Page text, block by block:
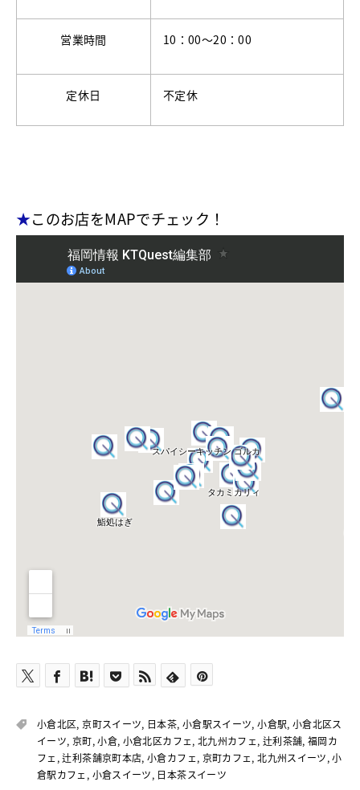
営業時間 10：00〜20：00
定休日 不定休
★このお店をMAPでチェック！
小倉北区,京町スイーツ, 日本茶, 小倉駅スイーツ,小倉駅,小倉北区ス
イーツ, 京町,小倉, 小倉北区カフェ,北九州カフェ, 辻利茶舗,福岡カ
フェ ,辻利茶舗京町本店,小倉カフェ, 京町カフェ,北九州スイーツ,小
倉駅カフェ , 小倉スイーツ, 日本茶スイーツ